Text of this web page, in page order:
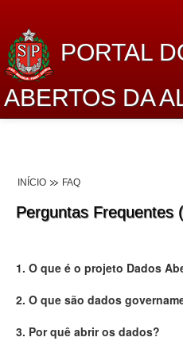
PORTAL
ABERTOS DA
Lei de Acesso à Informação
INÍCIO FAQ
Perguntas Frequentes
1. O que é o projeto Dados
2. O que são dados
3. Por quê abrir os dados?